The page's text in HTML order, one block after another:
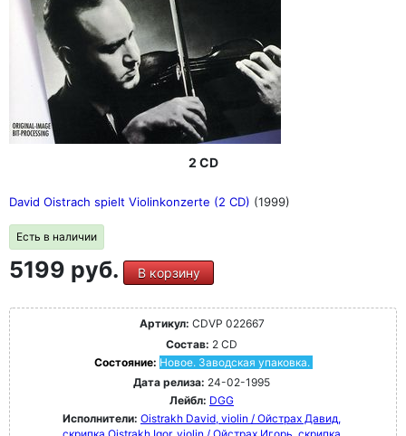
2 CD
David Oistrach spielt Violinkonzerte (2 CD) (1999)
Есть в наличии
5199 руб. В корзину
Артикул: CDVP 022667
Состав: 2 CD
Состояние: Новое. Заводская упаковка.
Дата релиза: 24-02-1995
Лейбл: DGG
Исполнители: Oistrakh David, violin / Ойстрах Давид,